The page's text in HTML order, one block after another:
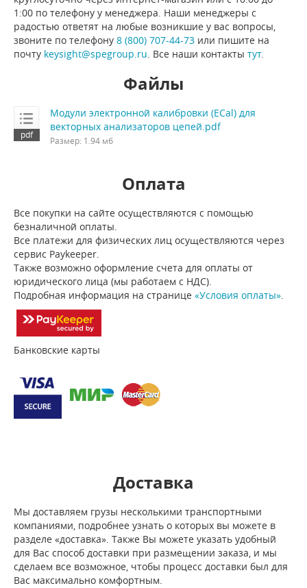
1:00 по телефону у менеджера. Наши менеджеры с
радостью ответят на любые возникшие у вас вопросы,
звоните по телефону 8 (800) 707-44-73 или пишите на
почту keysight@spegroup.ru. Все наши контакты тут.
Файлы
Модули электронной калибровки (ECal) для
векторных анализаторов цепей.pdf
Размер: 1.94 мб
Оплата
Все покупки на сайте осуществляются с помощью
безналичной оплаты.
Все платежи для физических лиц осуществляются через
сервис Paykeeper.
Также возможно оформление счета для оплаты от
юридического лица (мы работаем с НДС).
Подробная информация на странице «Условия оплаты».
Банковские карты
Доставка
Мы доставляем грузы несколькими транспортными
компаниями, подробнее узнать о которых вы можете в
разделе «доставка». Также Вы можете указать удобный
для Вас способ доставки при размещении заказа, и мы
сделаем все возможное, чтобы процесс доставки был для
Вас максимально комфортным.